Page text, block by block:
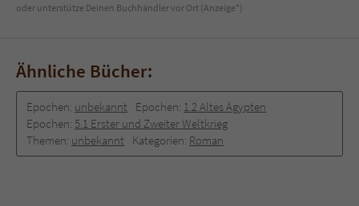
oder unterstütze Deinen Buchhändler vor Ort (Anzeige*)
Ähnliche Bücher:
Epochen: unbekannt Epochen: 1.2 Altes Ägypten
Epochen: 5.1 Erster und Zweiter Weltkrieg
Themen: unbekannt Kategorien: Roman